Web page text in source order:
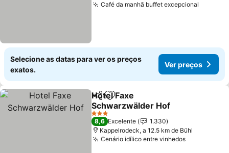
Café da manhã buffet excepcional
Selecione as datas para ver os preços
exatos.
Ver preços
PartilharAdicionar aos favoritos
Hotel Faxe
Schwarzwälder Hof
3 Estrelas
8,6 Excelente
1.330
Kappelrodeck, a 12.5 km de Bühl
Cenário idílico entre vinhedos